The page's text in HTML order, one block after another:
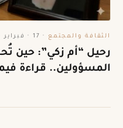
الثقافة والمجتمع · 17 · فبراير · 2026
رحيل “أم زكي”: حين
المسؤولين.. قراءة